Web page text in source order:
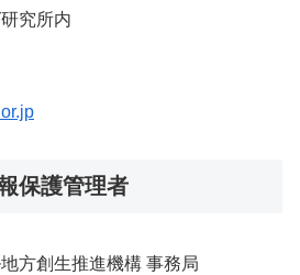
究所内
保護管理者
方創生推進機構 事務局